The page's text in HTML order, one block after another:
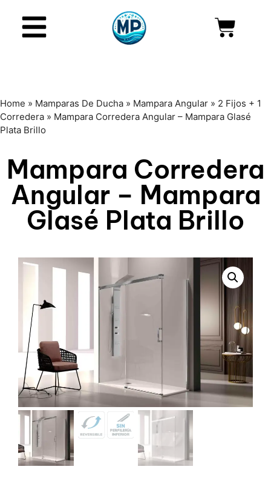
Home » Mamparas De Ducha » Mampara Angular » 2 Fijos + 1
Corredera » Mampara Corredera Angular – Mampara Glasé
Plata Brillo
Mampara Corredera
Angular – Mampara
Glasé Plata Brillo